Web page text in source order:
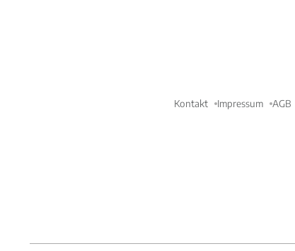
Kontakt Impressum AGB